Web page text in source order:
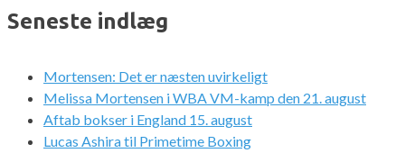
Seneste indlæg
Mortensen: Det er næsten uvirkeligt
Melissa Mortensen i WBA VM-kamp den 21. august
Aftab bokser i England 15. august
Lucas Ashira til Primetime Boxing